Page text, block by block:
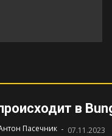
в
Пасечник - 07.11.2023